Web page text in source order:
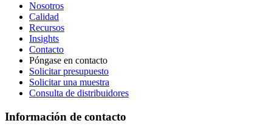
Nosotros
Calidad
Recursos
Insights
Contacto
Póngase en contacto
Solicitar presupuesto
Solicitar una muestra
Consulta de distribuidores
Información de contacto